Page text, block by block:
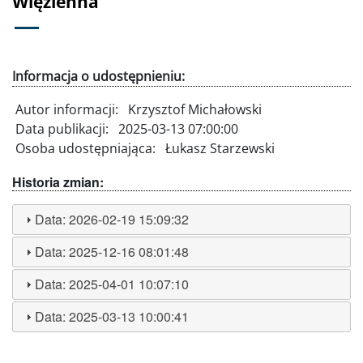
Informacja o udostępnieniu:
Autor informacji:
Krzysztof Michałowski
Data publikacji: 2025-03-13 07:00:00
Osoba udostępniająca: Łukasz Starzewski
Historia zmian:
Data:2026-02-19 15:09:32
Data:2025-12-16 08:01:48
Data:2025-04-01 10:07:10
Data:2025-03-13 10:00:41